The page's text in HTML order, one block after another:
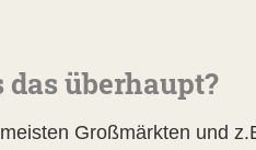
das überhaupt?
Großmärkten und